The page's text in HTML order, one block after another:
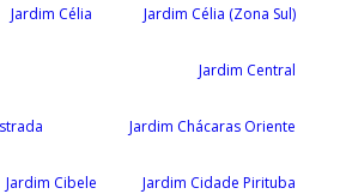
Jardim Célia Jardim Célia (Zona Sul)
Jardim Central
Jardim Chácaras Oriente
Jardim Cibele Jardim Cidade Pirituba